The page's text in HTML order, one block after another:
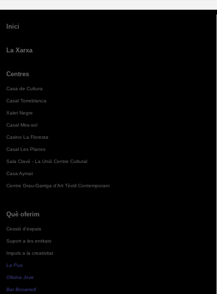
Inici
La Xarxa
Centres
Casa de Cultura
Casal Torreblanca
Xalet Negre
Casal Mira-sol
Casino La Floresta
Casal Les Planes
Sala Clavé - La Unió Centre Cultural
Casa Aymat
Centre Grau-Garriga d'Art Tèxtil Contemporani
Què oferim
Cessió d'espais
Suport a les entitats
Impuls a la creativitat
La Pua
Oficina Jove
Bar Bocamoll